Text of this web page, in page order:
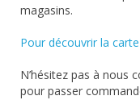
magasins.
Pour découvrir la carte
N’hésitez pas à nous
pour passer